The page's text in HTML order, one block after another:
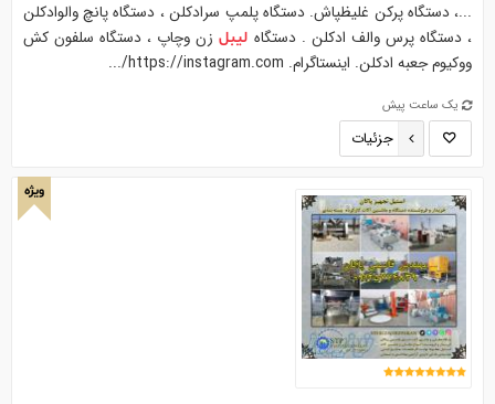
...، دستگاه پرکن غلیظپاش. دستگاه پلمپ سرادکلن ، دستگاه پانچ والوادکلن
، دستگاه پرس والف ادکلن . دستگاه لیبلزن وچاپ ، دستگاه سلفون کش
ووکیوم جعبه ادکلن. اینستاگرام. https://instagram.com/...
یک ساعت پیش
جزئیات
ویژه